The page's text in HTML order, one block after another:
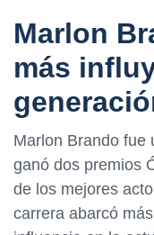
Marlon
más
Marlon Brando fue
ganó dos premios
de los mejores
carrera abarcó